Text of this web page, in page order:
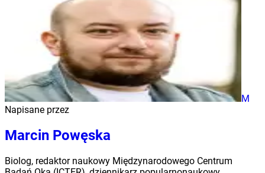
M
Napisane przez
Marcin Powęska
Biolog, redaktor naukowy Międzynarodowego Centrum